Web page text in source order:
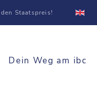
Staatspreis!
Dein Weg am ibc